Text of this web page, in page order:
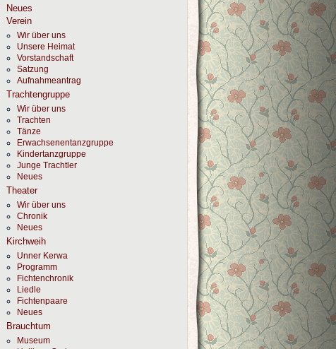
Neues
Verein
Wir über uns
Unsere Heimat
Vorstandschaft
Satzung
Aufnahmeantrag
Trachtengruppe
Wir über uns
Trachten
Tänze
Erwachsenentanzgruppe
Kindertanzgruppe
Junge Trachtler
Neues
Theater
Wir über uns
Chronik
Neues
Kirchweih
Unner Kerwa
Programm
Fichtenchronik
Liedle
Fichtenpaare
Neues
Brauchtum
Museum